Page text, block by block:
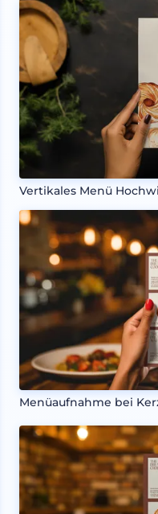
Vertikales Menü
Menüaufnahme bei